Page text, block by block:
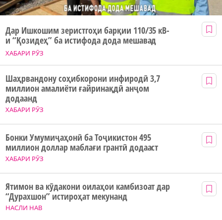
ХАБАРИ РӮЗ
Дар Ишкошим зеристгоҳи барқии 110/35 кВ-
и “Қозидеҳ” ба истифода дода мешавад
ХАБАРИ РӮЗ
Шаҳрвандону соҳибкорони инфиродӣ 3,7
миллион амалиёти ғайринақдӣ анҷом
додаанд
ХАБАРИ РӮЗ
Бонки Умумиҷаҳонӣ ба Тоҷикистон 495
миллион доллар маблағи грантӣ додааст
НАСЛИ НАВ
Ятимон ва кӯдакони оилаҳои камбизоат дар
“Дурахшон” истироҳат мекунанд